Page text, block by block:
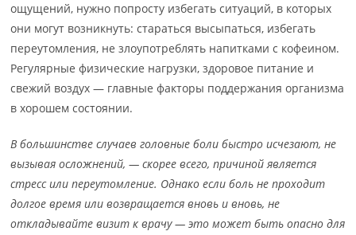
ощущений, нужно попросту избегать ситуаций, в которых
они могут возникнуть: стараться высыпаться, избегать
переутомления, не злоупотреблять напитками с кофеином.
Регулярные физические нагрузки, здоровое питание и
свежий воздух — главные факторы поддержания организма
в хорошем состоянии.
В большинстве случаев головные боли быстро исчезают, не
вызывая осложнений, — скорее всего, причиной является
стресс или переутомление. Однако если боль не проходит
долгое время или возвращается вновь и вновь, не
откладывайте визит к врачу — это может быть опасно для